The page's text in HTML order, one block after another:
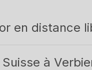
en distance
à